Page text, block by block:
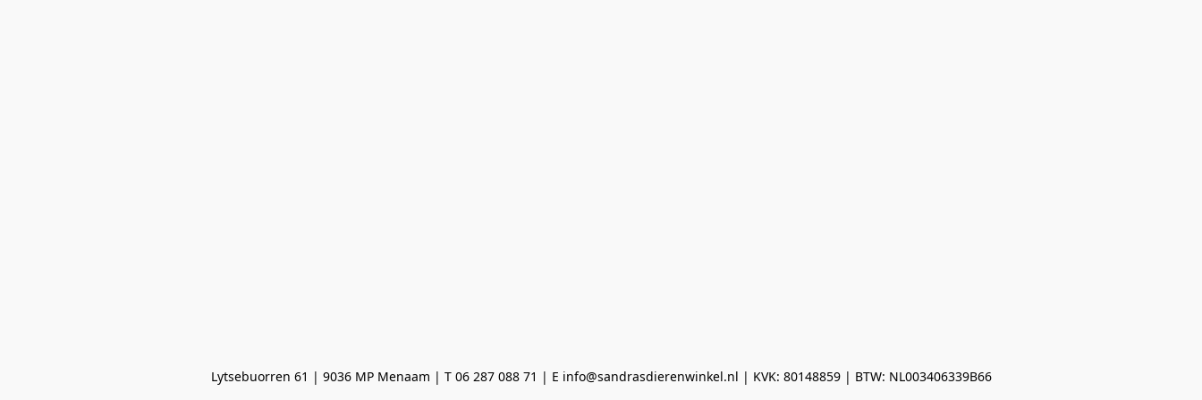
Lytsebuorren 61 | 9036 MP Menaam | T 06 287 088 71 | E info@sandrasdierenwinkel.nl | KVK: 80148859 | BTW: NL003406339B66